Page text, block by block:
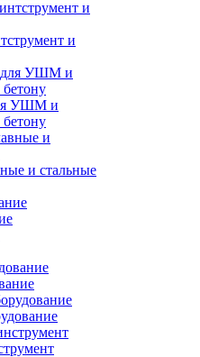
и
УШМ и
и стальные